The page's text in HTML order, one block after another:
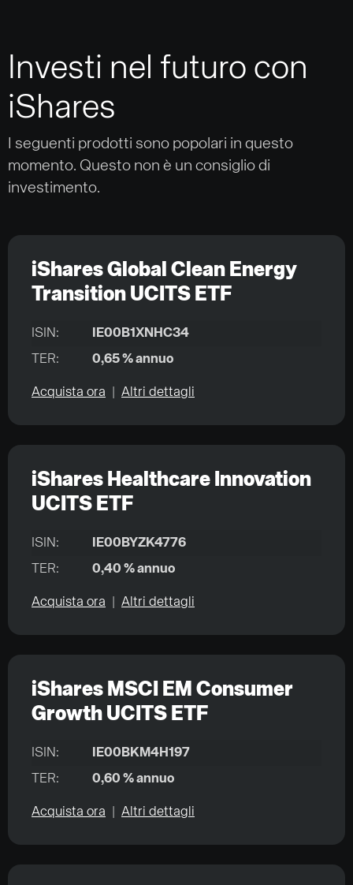
Investi nel futuro con
iShares
I seguenti prodotti sono popolari in questo
momento. Questo non è un consiglio di
investimento.
iShares Global Clean Energy
Transition UCITS ETF
ISIN:
IE00B1XNHC34
TER:
0,65 % annuo
Acquista ora Altri dettagli
iShares Healthcare Innovation
UCITS ETF
ISIN:
IE00BYZK4776
TER:
0,40 % annuo
Acquista ora Altri dettagli
iShares MSCI EM Consumer
Growth UCITS ETF
ISIN:
IE00BKM4H197
TER:
0,60 % annuo
Acquista ora Altri dettagli